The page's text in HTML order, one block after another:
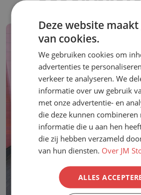
Deze website
van cookies.
We gebruiken cookies om
advertenties te
verkeer te analyseren. We
informatie over uw gebruik
met onze advertentie- en
die deze kunnen combineren
informatie die u aan hen
die zij hebben verzameld
van hun diensten. Over JM
ALLES